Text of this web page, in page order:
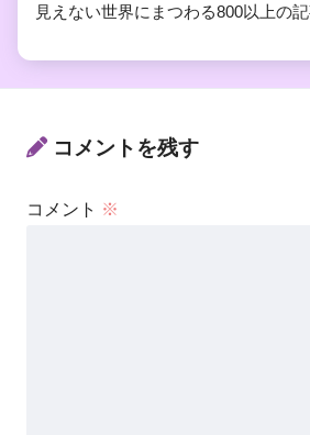
見えない世界にまつわる800以上の
コメントを残す
コメント ※